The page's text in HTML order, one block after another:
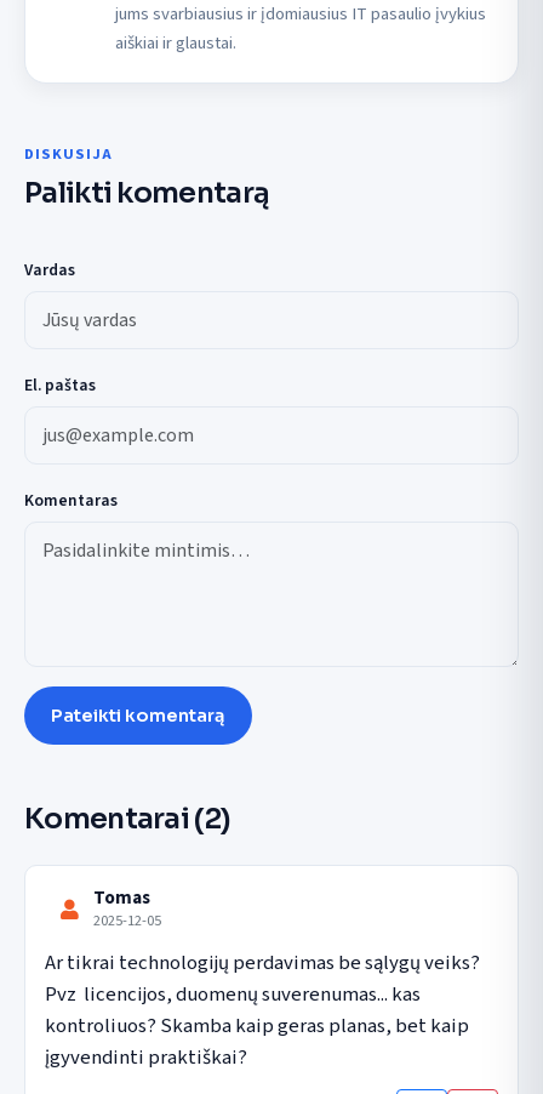
jums svarbiausius ir įdomiausius IT pasaulio įvykius
aiškiai ir glaustai.
DISKUSIJA
Palikti komentarą
Vardas
El. paštas
Komentaras
Pateikti komentarą
Komentarai (2)
Tomas
2025-12-05
Ar tikrai technologijų perdavimas be sąlygų veiks?
Pvz  licencijos, duomenų suverenumas... kas
kontroliuos? Skamba kaip geras planas, bet kaip
įgyvendinti praktiškai?